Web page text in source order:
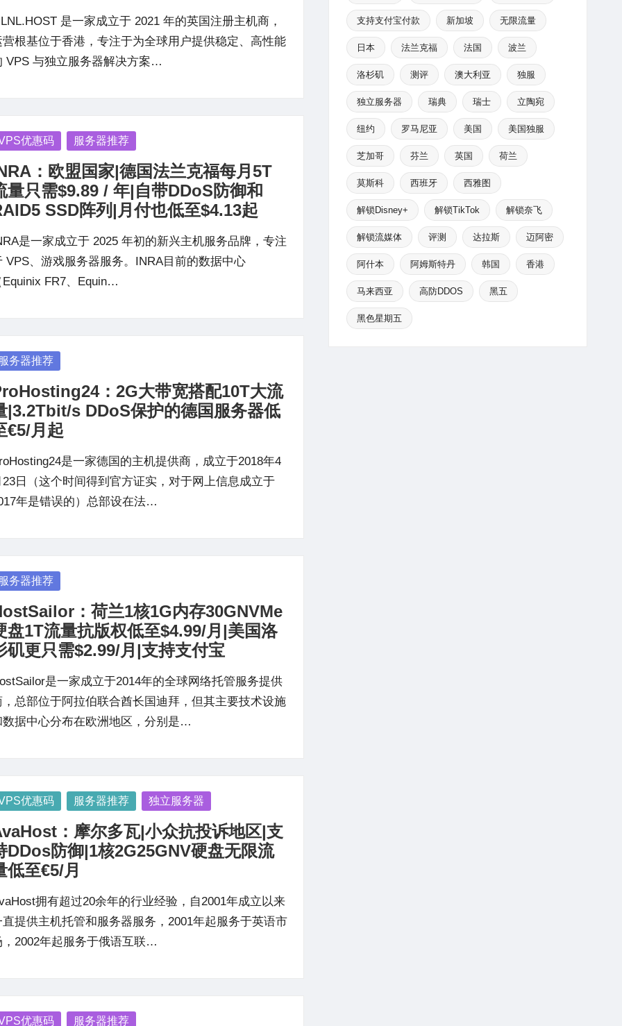
是一家成立于 2021 年的英国注册主机商，
营根基位于香港，专注于为全球用户提供稳定、高性能
VPS 与独立服务器解决方案…
优惠码 服务器推荐
：欧盟国家|德国法兰克福每月5T
量只需$9.89 / 年|自带DDoS防御和
SSD阵列|月付也低至$4.13起
是一家成立于 2025 年初的新兴主机服务品牌，专注
VPS、游戏服务器服务。INRA目前的数据中心
Equinix FR7、Equin…
服务器推荐
：2G大带宽搭配10T大流
|3.2Tbit/s DDoS保护的德国服务器低
€5/月起
是一家德国的主机提供商，成立于2018年4
23日（这个时间得到官方证实，对于网上信息成立于
年是错误的）总部设在法…
服务器推荐
：荷兰1核1G内存30GNVMe
盘1T流量抗版权低至$4.99/月|美国洛
矶更只需$2.99/月|支持支付宝
是一家成立于2014年的全球网络托管服务提供
，总部位于阿拉伯联合酋长国迪拜，但其主要技术设施
数据中心分布在欧洲地区，分别是…
优惠码 服务器推荐 独立服务器
：摩尔多瓦|小众抗投诉地区|支
DDos防御|1核2G25GNV硬盘无限流
低至€5/月
拥有超过20余年的行业经验，自2001年成立以来
直提供主机托管和服务器服务，2001年起服务于英语市
，2002年起服务于俄语互联…
优惠码 服务器推荐
支持支付宝付款 新加坡 无限流量
日本 法兰克福 法国 波兰
洛杉矶 测评 澳大利亚 独服
独立服务器 瑞典 瑞士 立陶宛
纽约 罗马尼亚 美国 美国独服
芝加哥 芬兰 英国 荷兰
莫斯科 西班牙 西雅图
解锁Disney+ 解锁TikTok 解锁奈飞
解锁流媒体 评测 达拉斯 迈阿密
阿什本 阿姆斯特丹 韩国 香港
马来西亚 高防DDOS 黑五
黑色星期五